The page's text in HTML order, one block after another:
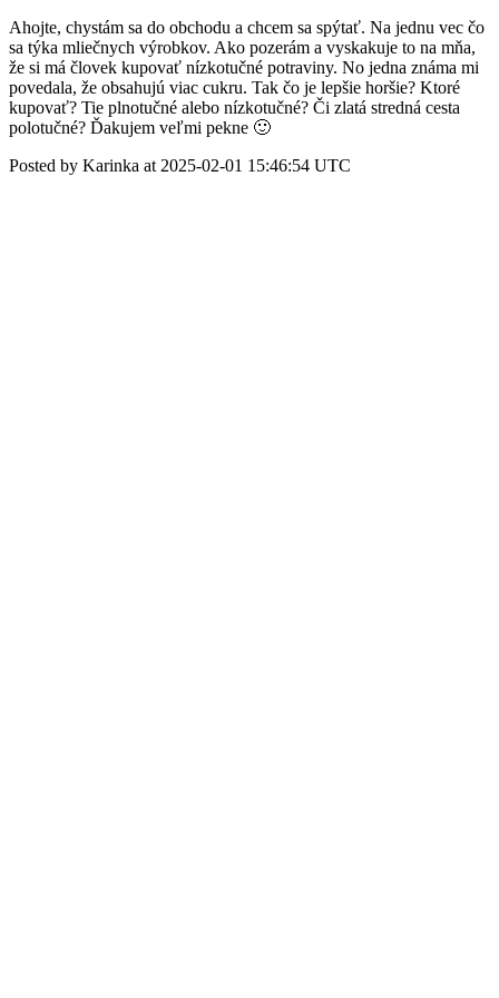
Ahojte, chystám sa do obchodu a chcem sa spýtať. Na jednu vec čo
sa týka mliečnych výrobkov. Ako pozerám a vyskakuje to na mňa,
že si má človek kupovať nízkotučné potraviny. No jedna známa mi
povedala, že obsahujú viac cukru. Tak čo je lepšie horšie? Ktoré
kupovať? Tie plnotučné alebo nízkotučné? Či zlatá stredná cesta
polotučné? Ďakujem veľmi pekne 🙂
Posted by Karinka at 2025-02-01 15:46:54 UTC